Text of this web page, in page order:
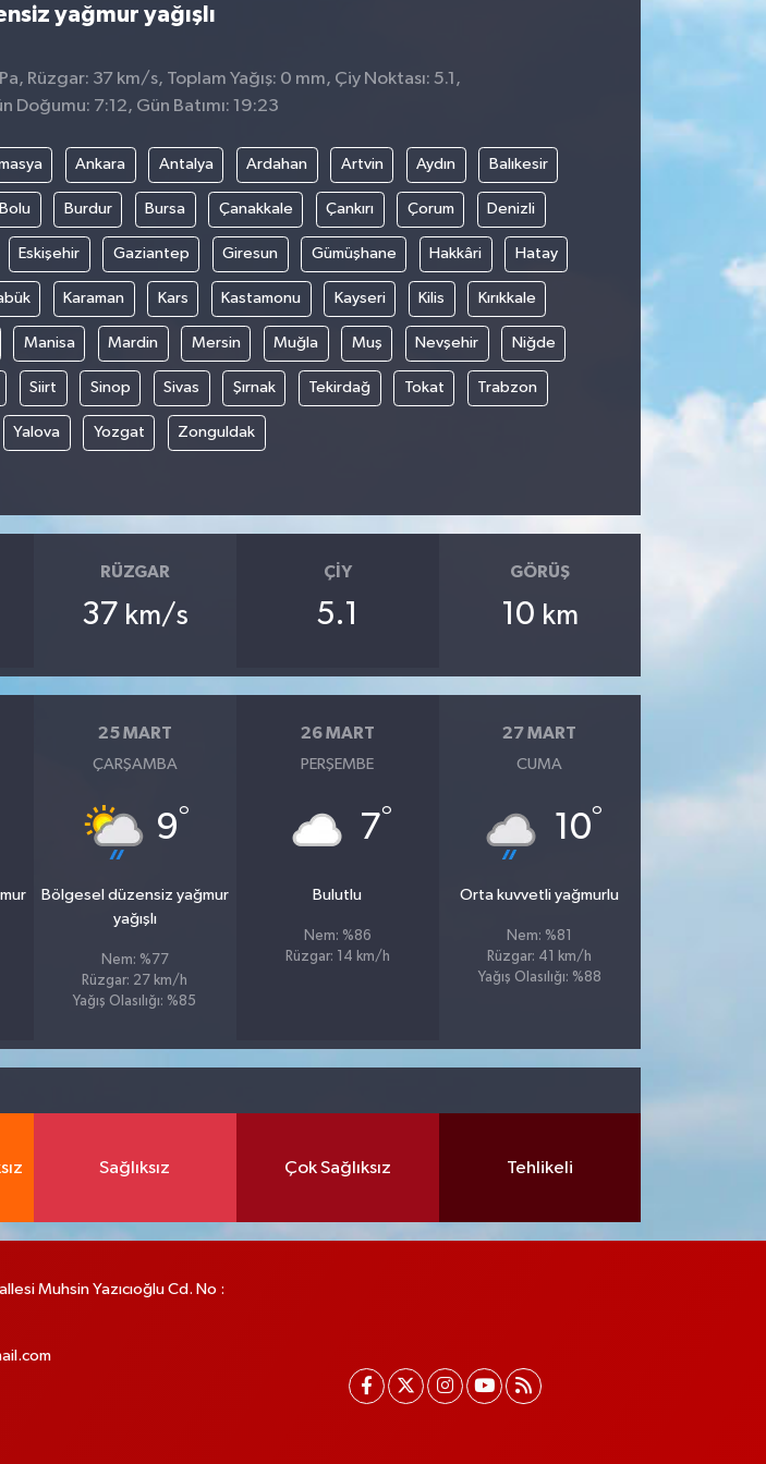
yağmur yağışlı
Rüzgar: 37 km/s, Toplam Yağış: 0 mm, Çiy Noktası: 5.1,
Doğumu: 7:12, Gün Batımı: 19:23
Ankara Antalya Ardahan Artvin Aydın Balıkesir
Bolu Burdur Bursa Çanakkale Çankırı Çorum Denizli
Eskişehir Gaziantep Giresun Gümüşhane Hakkâri Hatay
Karaman Kars Kastamonu Kayseri Kilis Kırıkkale
Manisa Mardin Mersin Muğla Muş Nevşehir Niğde
Siirt Sinop Sivas Şırnak Tekirdağ Tokat Trabzon
Yalova Yozgat Zonguldak
RÜZGAR
37 km/s
ÇIY
5.1
GÖRÜŞ
10 km
25 MART
ÇARŞAMBA
9°
Bölgesel düzensiz yağmur
yağışlı
Nem: %77
Rüzgar: 27 km/h
Yağış Olasılığı: %85
26 MART
PERŞEMBE
7°
Bulutlu
Nem: %86
Rüzgar: 14 km/h
27 MART
CUMA
10°
Orta kuvvetli yağmurlu
Nem: %81
Rüzgar: 41 km/h
Yağış Olasılığı: %88
Sağlıksız Çok Sağlıksız Tehlikeli
Muhsin Yazıcıoğlu Cd. No :